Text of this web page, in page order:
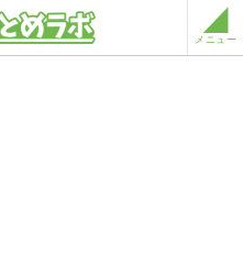
メニュー